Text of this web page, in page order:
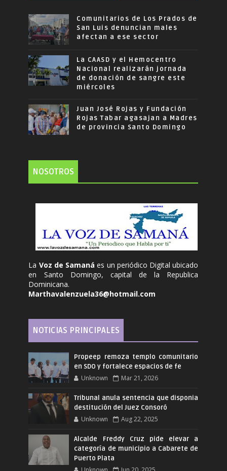
Comunitarios de Los Prados de
San Luis denuncian males
afectan a ese sector
La CAASD y el Hemocentro
Nacional realizarán jornada
de donación de sangre este
miércoles
Juan José Rojas y Fundación
Rojas Tabar agasajan a Madres
de provincia Santo Domingo
NOSOTROS
La Voz de Samanáes un periódico Digital ubicado
en Santo Domingo, capital de la Republica
Dominicana.
Marthavalenzuela36@hotmail.com
NOTICIAS PRINCIPALES
Propeep remoza templo comunitario
en SDO y fortalece espacios de fe
Unknown Mar 21, 2026
Tribunal anula sentencia que disponia
destitución del Juez Consoró
Unknown Aug 22, 2025
Alcalde Freddy Cruz pide elevar a
categoría de municipio a Cabarete de
Puerto Plata